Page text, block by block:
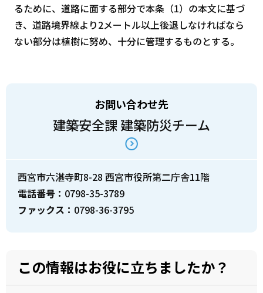
るために、道路に面する部分で本条（1）の本文に基づ
き、道路境界線より2メートル以上後退しなければなら
ない部分は植樹に努め、十分に管理するものとする。
お問い合わせ先
建築安全課 建築防災チーム
西宮市六湛寺町8-28 西宮市役所第二庁舎11階
電話番号： 0798-35-3789
ファックス： 0798-36-3795
この情報はお役に立ちましたか？